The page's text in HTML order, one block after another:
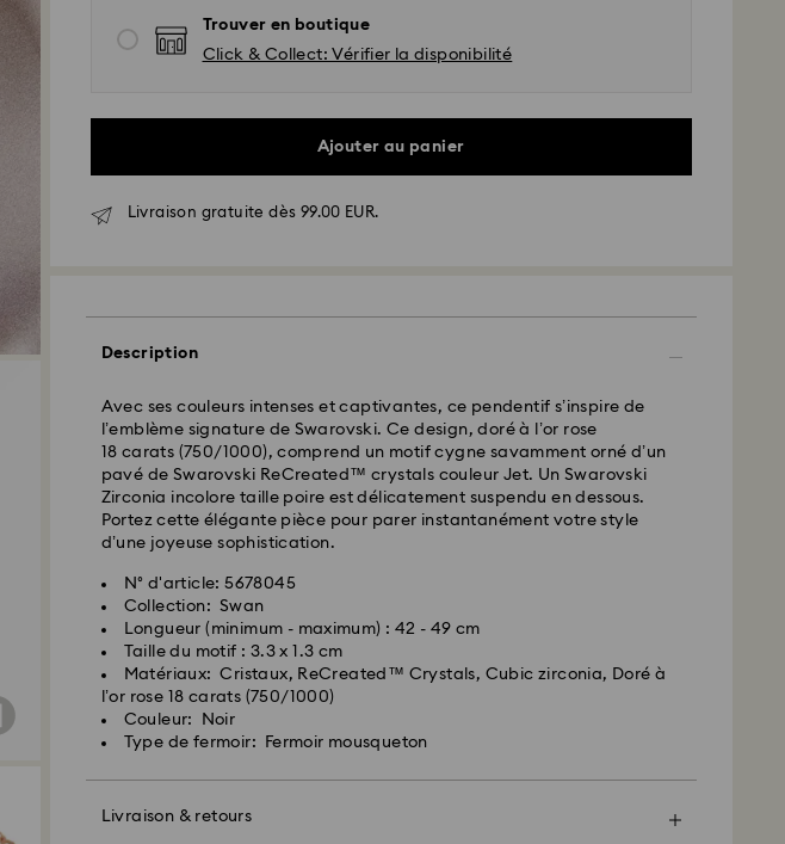
Trouver en boutique
Click & Collect: Vérifier la disponibilité
Ajouter au panier
Livraison gratuite dès 99.00 EUR.
Description
Avec ses couleurs intenses et captivantes, ce pendentif s’inspire de
l’emblème signature de Swarovski. Ce design, doré à l’or rose
18 carats (750/1000), comprend un motif cygne savamment orné d’un
pavé de Swarovski ReCreated™ crystals couleur Jet. Un Swarovski
Zirconia incolore taille poire est délicatement suspendu en dessous.
Portez cette élégante pièce pour parer instantanément votre style
d’une joyeuse sophistication.
N° d'article: 5678045
Collection: Swan
Longueur (minimum - maximum) : 42 - 49 cm
Taille du motif : 3.3 x 1.3 cm
Matériaux: Cristaux, ReCreated™ Crystals, Cubic zirconia, Doré à
l’or rose 18 carats (750/1000)
Couleur: Noir
Type de fermoir: Fermoir mousqueton
Livraison & retours
Les commandes passées du lundi au vendredi avant 10:00 HEC
Délai de livraison standard: 2 jour ouvrable après traitement et
expédition
Frais de livraison standard: EUR 6.95
Livraison standard offerte à partir de : EUR 99
Pour l’instant, Swarovski n’est pas en mesure d’effectuer des
livraisons vers les boîtes postales ou les adresses APO/FPO. Les
paiement final.